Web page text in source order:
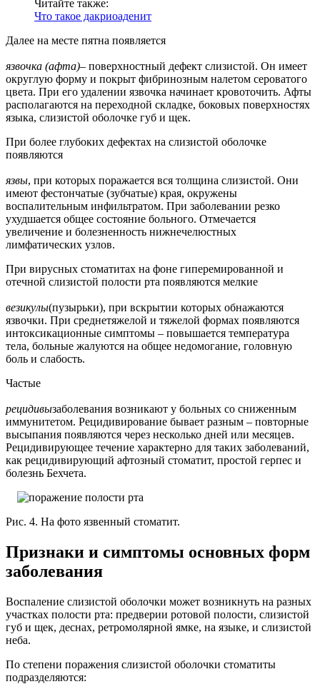
Читайте также:
Что такое дакриоаденит
Далее на месте пятна появляется
язвочка (афта)– поверхностный дефект слизистой. Он имеет
округлую форму и покрыт фибринозным налетом сероватого
цвета. При его удалении язвочка начинает кровоточить. Афты
располагаются на переходной складке, боковых поверхностях
языка, слизистой оболочке губ и щек.
При более глубоких дефектах на слизистой оболочке
появляются
язвы, при которых поражается вся толщина слизистой. Они
имеют фестончатые (зубчатые) края, окружены
воспалительным инфильтратом. При заболевании резко
ухудшается общее состояние больного. Отмечается
увеличение и болезненность нижнечелюстных
лимфатических узлов.
При вирусных стоматитах на фоне гиперемированной и
отечной слизистой полости рта появляются мелкие
везикулы(пузырьки), при вскрытии которых обнажаются
язвочки. При среднетяжелой и тяжелой формах появляются
интоксикационные симптомы – повышается температура
тела, больные жалуются на общее недомогание, головную
боль и слабость.
Частые
рецидивызаболевания возникают у больных со сниженным
иммунитетом. Рецидивирование бывает разным – повторные
высыпания появляются через несколько дней или месяцев.
Рецидивирующее течение характерно для таких заболеваний,
как рецидивирующий афтозный стоматит, простой герпес и
болезнь Бехчета.
Рис. 4. На фото язвенный стоматит.
Признаки и симптомы основных форм
заболевания
Воспаление слизистой оболочки может возникнуть на разных
участках полости рта: предверии ротовой полости, слизистой
губ и щек, деснах, ретромолярной ямке, на языке, и слизистой
неба.
По степени поражения слизистой оболочки стоматиты
подразделяются: